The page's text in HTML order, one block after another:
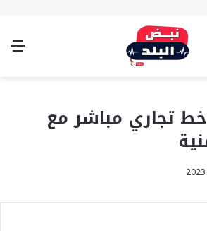
الوضع
تجاري مباشر مع